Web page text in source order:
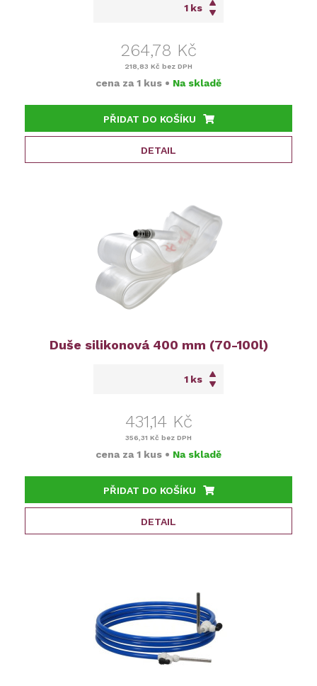
ks
264,78 Kč
218,83 Kč bez DPH
cena za 1 kus • Na skladě
PŘIDAT DO KOŠÍKU
DETAIL
Duše silikonová 400 mm (70-100l)
ks
431,14 Kč
356,31 Kč bez DPH
cena za 1 kus • Na skladě
PŘIDAT DO KOŠÍKU
DETAIL